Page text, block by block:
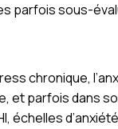
parfois sous-
chronique,
et parfois dans
échelles